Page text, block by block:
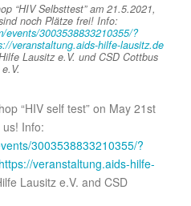
“HIV Selbsttest” am 21.5.2021,
noch Plätze frei! Info:
events/3003538833210355/?
veranstaltung.aids-hilfe-lausitz.de
Lausitz e.V. und CSD Cottbus
e.V.
“HIV self test” on May 21st
Info:
3003538833210355/?
https://veranstaltung.aids-hilfe-
Lausitz e.V. and CSD